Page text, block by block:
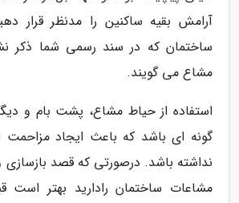
آرامش بقیه ساکنین را مدنظر قرار
ساختمان که در سند رسمی شما ذکر
مشاع می گویند.
استفاده از حیاط مشاع، پشت بام و
گونه ای باشد که باعث ایجاد مزاحمت
نداشته باشد. درصورتی که قصد بازسازی
مشاعات ساختمان رادارید بهتر است